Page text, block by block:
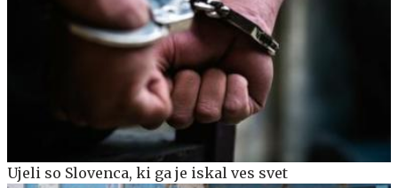
Ujeli so Slovenca, ki ga je iskal ves svet